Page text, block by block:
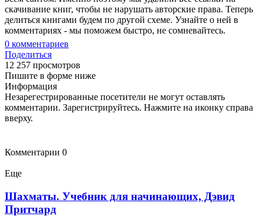
скачивание книг, чтобы не нарушать авторские права. Теперь
делиться книгами будем по другой схеме. Узнайте о ней в
комментариях - мы поможем быстро, не сомневайтесь.
0 комментариев
Поделиться
12 257 просмотров
Пишите в форме ниже
Информация
Незарегестрированные посетители не могут оставлять
комментарии. Зарегистрируйтесь. Нажмите на иконку справа
вверху.
Комментарии 0
Еще
Шахматы. Учебник для начинающих, Дэвид
Притчард